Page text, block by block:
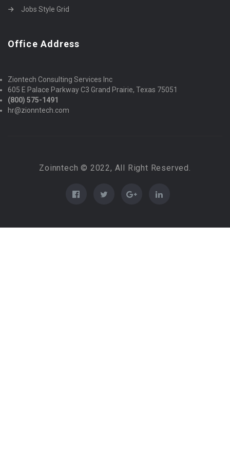
Jobs Style Grid
Office Address
Ziontech Consulting Services Inc
605 E Palace Parkway C3 Grand Prairie, Texas 75051
(800) 575-1491
hr@zionntech.com
Zoinntech © 2022, All Right Reserved.